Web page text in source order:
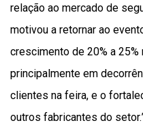
relação ao mercado de
motivou a retornar ao
crescimento de 20% a
principalmente em
clientes na feira, e o
outros fabricantes do